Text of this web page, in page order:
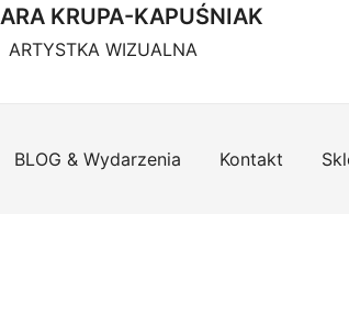
KRUPA-KAPUŚNIAK
ARTYSTKA WIZUALNA
BLOG & Wydarzenia Kontakt